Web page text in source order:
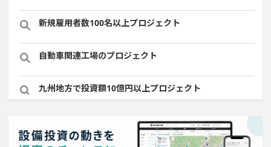
新規雇用者数100名以上プロジェクト
自動車関連工場のプロジェクト
九州地方で投資額10億円以上プロジェクト
稼働から約10年経過プロジェクト